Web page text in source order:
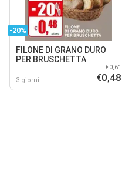
-20%
FILONE DI GRANO DURO
PER BRUSCHETTA
3 giorni
€0,61
€0,48